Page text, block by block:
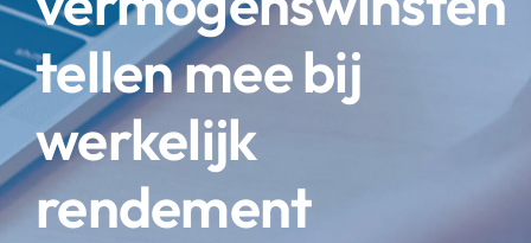
tellen mee bij
werkelijk
rendement